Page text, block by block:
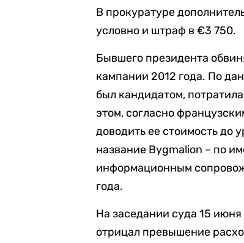
В прокуратуре
условно и штраф в €3 750.
Бывшего президента
кампании 2012 года. По
был кандидатом,
этом, согласно
доводить ее стоимость до
название Bygmalion – по
информационным
года.
На заседании суда 15
отрицал превышение